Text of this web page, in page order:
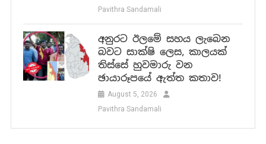
Pavithra Sandamali
අනුරට ඊලමේ සහය ලැබෙන
බවට සාක්ෂි ලෙස, කාලයක්
තිස්සේ හුවමාරු වන
ඡායාරූපයේ ඇත්ත කතාව!
August 5, 2026
Pavithra Sandamali